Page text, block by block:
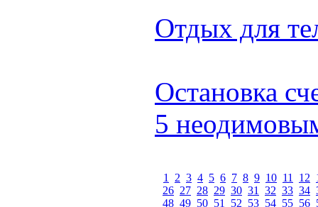
Отдых для
Остановка
5
1 2 3 4 5 6 7 8 9 10 11 12
26 27 28 29 30 31 32 33 34
48 49 50 51 52 53 54 55 56